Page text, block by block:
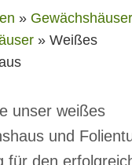
» Gewächshäuser
» Weißes
unser weißes
und
für den